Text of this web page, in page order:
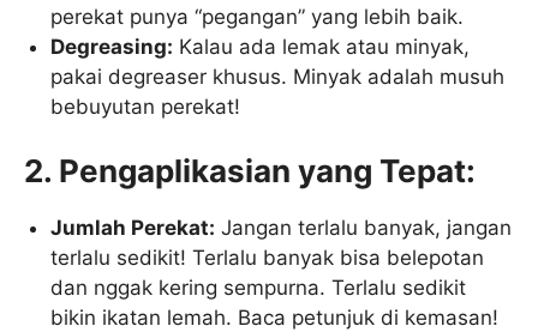
perekat punya “pegangan” yang lebih baik.
Degreasing: Kalau ada lemak atau minyak,
pakai degreaser khusus. Minyak adalah musuh
bebuyutan perekat!
2. Pengaplikasian yang Tepat:
Jumlah Perekat: Jangan terlalu banyak, jangan
terlalu sedikit! Terlalu banyak bisa belepotan
dan nggak kering sempurna. Terlalu sedikit
bikin ikatan lemah. Baca petunjuk di kemasan!